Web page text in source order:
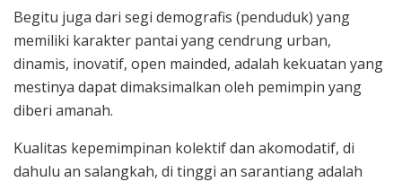
Begitu juga dari segi demografis (penduduk) yang
memiliki karakter pantai yang cendrung urban,
dinamis, inovatif, open mainded, adalah kekuatan yang
mestinya dapat dimaksimalkan oleh pemimpin yang
diberi amanah.
Kualitas kepemimpinan kolektif dan akomodatif, di
dahulu an salangkah, di tinggi an sarantiang adalah